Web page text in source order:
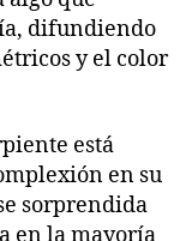
difundiendo
y el color
está
en su
sorprendida